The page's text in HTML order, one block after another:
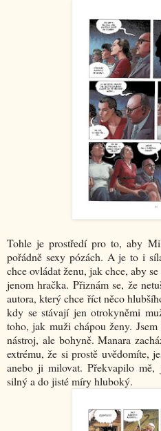
Tohle je prostředí pro to, aby
pořádně sexy pózách. A je to i
chce ovládat ženu, jak chce, aby
jenom hračka. Přiznám se, že
autora, který chce říct něco
kdy se stávají jen otrokyněmi
toho, jak muži chápou ženy.
nástroj, ale bohyně. Manara
extrému, že si prostě uvědomíte,
anebo ji milovat. Překvapilo
silný a do jisté míry hluboký.